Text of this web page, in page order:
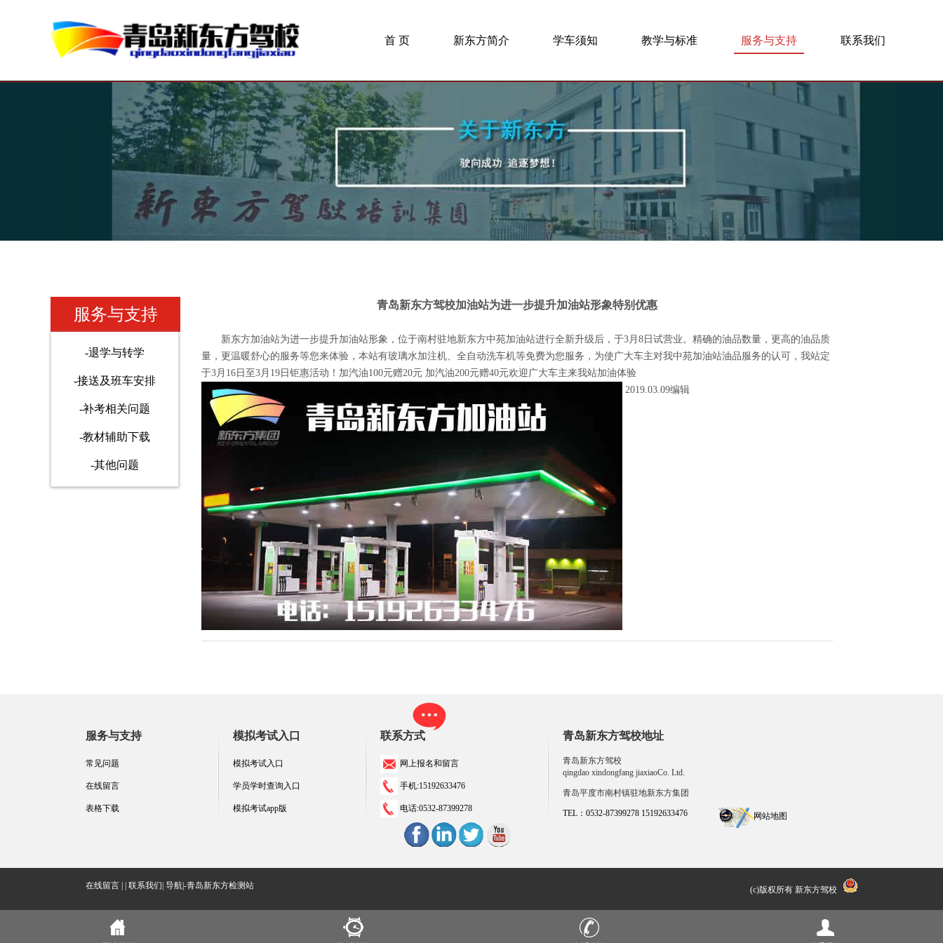
首 页 新东方简介 学车须知 教学与标准 服务与支持 联系我们
服务与支持
-退学与转学
-接送及班车安排
-补考相关问题
-教材辅助下载
-其他问题
青岛新东方驾校加油站为进一步提升加油站形象特别优惠
新东方加油站为进一步提升加油站形象，位于南村驻地新东方中苑加油站进行全新升级后，于3月8日试营业。精确的油品数量，更高的油品质
量，更温暖舒心的服务等您来体验，本站有玻璃水加注机、全自动洗车机等免费为您服务，为使广大车主对我中苑加油站油品服务的认可，我站定
于3月16日至3月19日钜惠活动！加汽油100元赠20元 加汽油200元赠40元欢迎广大车主来我站加油体验
2019.03.09编辑
服务与支持
常见问题
在线留言
表格下载
模拟考试入口
模拟考试入口
学员学时查询入口
模拟考试app版
联系方式
网上报名和留言
手机:15192633476
电话:0532-87399278
青岛新东方驾校地址
青岛新东方驾校
qingdao xindongfang jiaxiaoCo. Ltd.
青岛平度市南村镇驻地新东方集团
TEL：0532-87399278 15192633476 网站地图
在线留言 联系我们 导航|-青岛新东方检测站 (c)版权所有 新东方驾校